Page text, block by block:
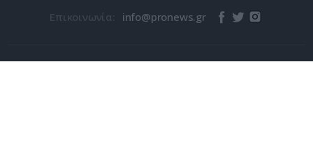
Επικοινωνία: